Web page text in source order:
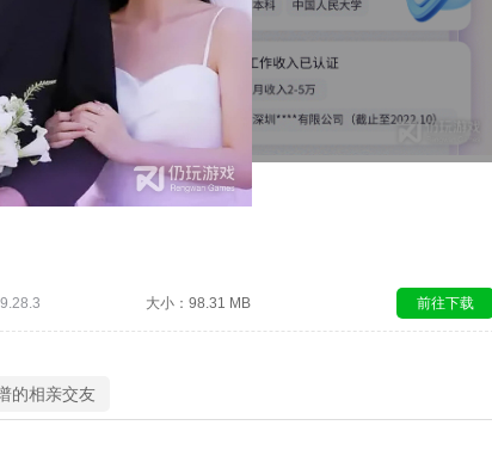
大小：98.31 MB 前往下载
的相亲交友